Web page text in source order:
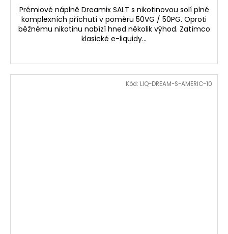
Prémiové náplně Dreamix SALT s nikotinovou solí plné
komplexních příchutí v poměru 50VG / 50PG. Oproti
běžnému nikotinu nabízí hned několik výhod. Zatímco
klasické e-liquidy...
Kód: LIQ-DREAM-S-AMERIC-10